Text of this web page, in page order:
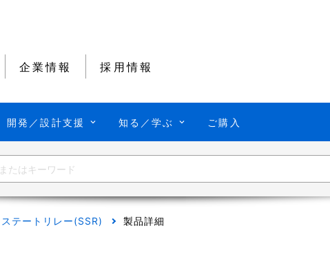
企業情報 採用情報
開発／設計支援 知る／学ぶ ご購入
テートリレー(SSR) 製品詳細